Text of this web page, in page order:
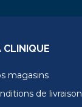
CLINIQUE
magasins
de livraison